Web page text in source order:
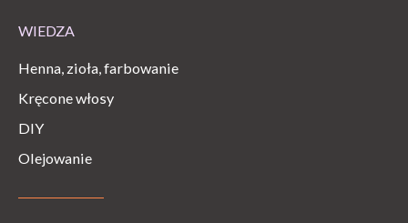
WIEDZA
Henna, zioła, farbowanie
Kręcone włosy
DIY
Olejowanie